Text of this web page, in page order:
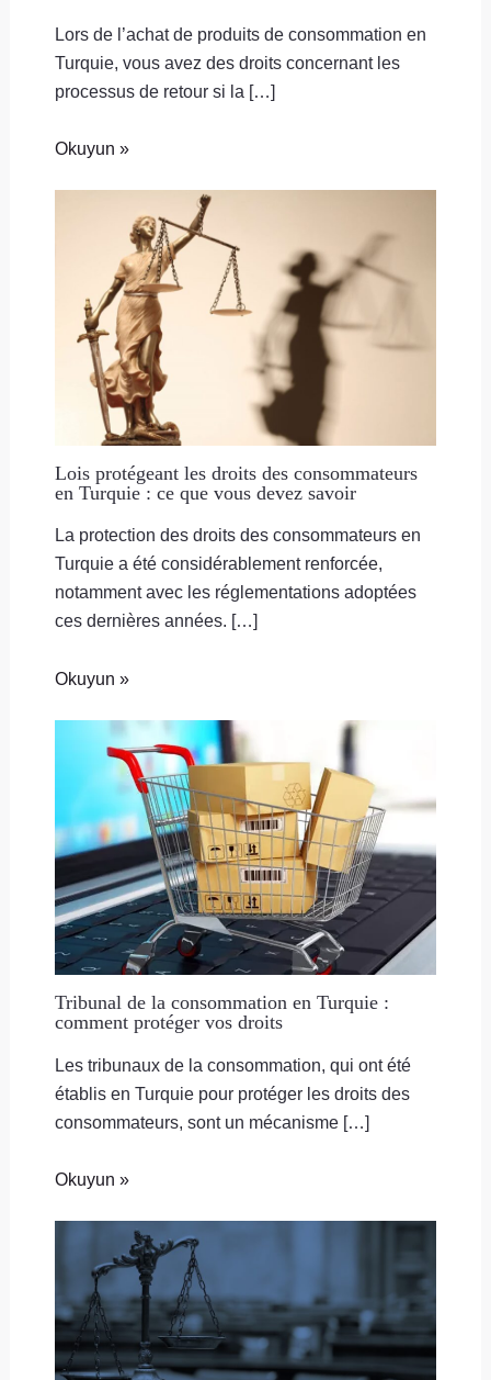
Lors de l’achat de produits de consommation en
Turquie, vous avez des droits concernant les
processus de retour si la […]
Okuyun »
Lois protégeant les droits des consommateurs
en Turquie : ce que vous devez savoir
La protection des droits des consommateurs en
Turquie a été considérablement renforcée,
notamment avec les réglementations adoptées
ces dernières années. […]
Okuyun »
Tribunal de la consommation en Turquie :
comment protéger vos droits
Les tribunaux de la consommation, qui ont été
établis en Turquie pour protéger les droits des
consommateurs, sont un mécanisme […]
Okuyun »